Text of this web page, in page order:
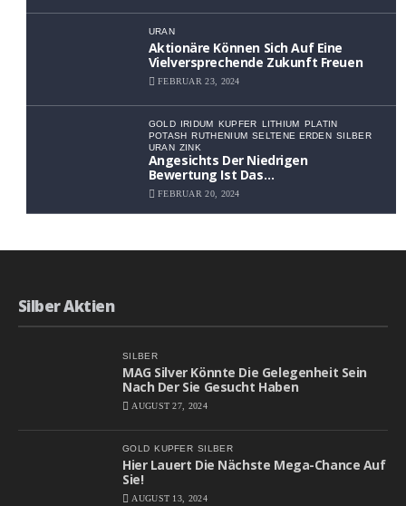
URAN
Aktionäre Können Sich Auf Eine
Vielversprechende Zukunft Freuen
FEBRUAR 23, 2024
GOLD IRIDUM KUPFER LITHIUM
PLATIN
POTASH
RUTHENIUM SELTENE ERDEN SILBER
URAN ZINK
Angesichts Der Niedrigen
Bewertung Ist Das
Aufwärtspotenzial Erheblich
FEBRUAR 20, 2024
Silber Aktien
SILBER
MAG Silver Könnte Die Gelegenheit Sein
Nach Der Sie Gesucht Haben
AUGUST 27, 2024
GOLD KUPFER SILBER
Hier Lauert Die Nächste Mega-Chance Auf
Sie!
AUGUST 13, 2024